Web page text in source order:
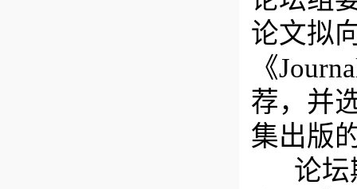
论文拟
《
荐，并
集出版
论坛